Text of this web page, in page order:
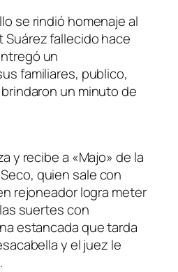
se rindió homenaje al
Suárez fallecido hace
un
familiares, publico,
un minuto de
y recibe a «Majo» de la
quien sale con
rejoneador logra meter
suertes con
estancada que tarda
y el juez le